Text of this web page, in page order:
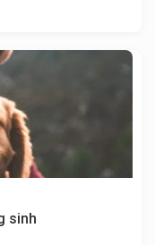
sinh